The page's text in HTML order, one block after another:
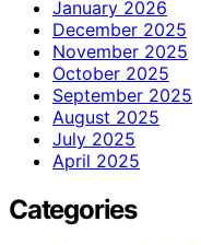
January 2026
December 2025
November 2025
October 2025
September 2025
August 2025
July 2025
April 2025
Categories